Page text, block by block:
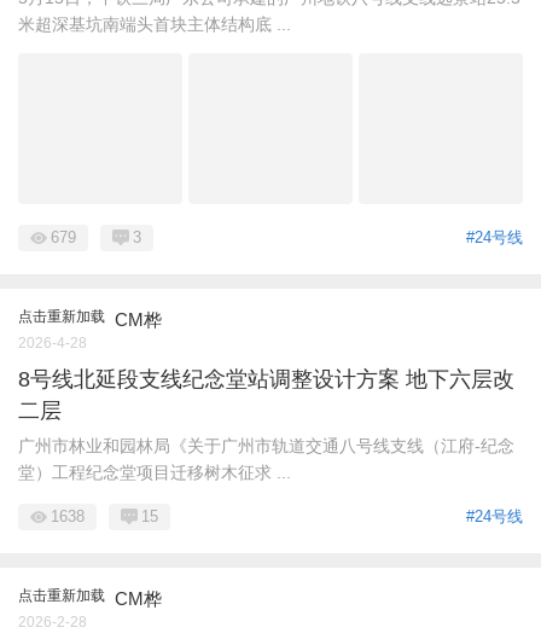
米超深基坑南端头首块主体结构底 ...
#24号线
679 3
点击重新加载 CM桦
2026-4-28
8号线北延段支线纪念堂站调整设计方案 地下六层改
二层
广州市林业和园林局《关于广州市轨道交通八号线支线（江府-纪念
堂）工程纪念堂项目迁移树木征求 ...
#24号线
1638 15
点击重新加载 CM桦
2026-2-28